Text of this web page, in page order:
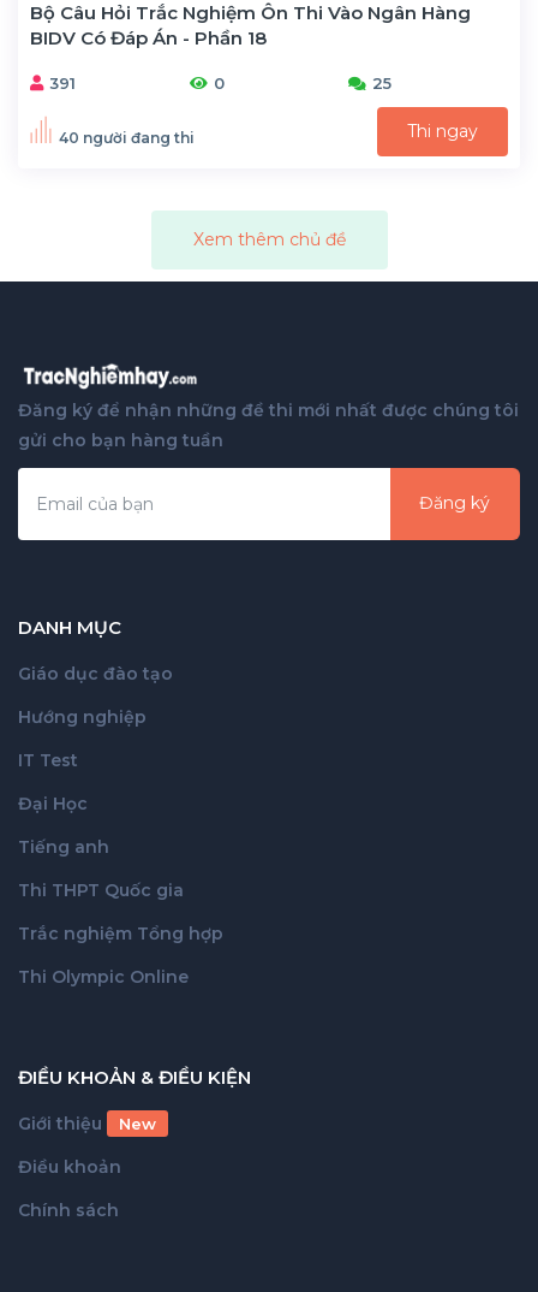
Bộ Câu Hỏi Trắc Nghiệm Ôn Thi Vào Ngân Hàng
BIDV Có Đáp Án - Phần 18
391 0 25
40 người đang thi Thi ngay
Xem thêm chủ đề
Đăng ký để nhận những đề thi mới nhất được chúng tôi
gửi cho bạn hàng tuần
Đăng ký
DANH MỤC
Giáo dục đào tạo
Hướng nghiệp
IT Test
Đại Học
Tiếng anh
Thi THPT Quốc gia
Trắc nghiệm Tổng hợp
Thi Olympic Online
ĐIỀU KHOẢN & ĐIỀU KIỆN
Giới thiệu New
Điều khoản
Chính sách